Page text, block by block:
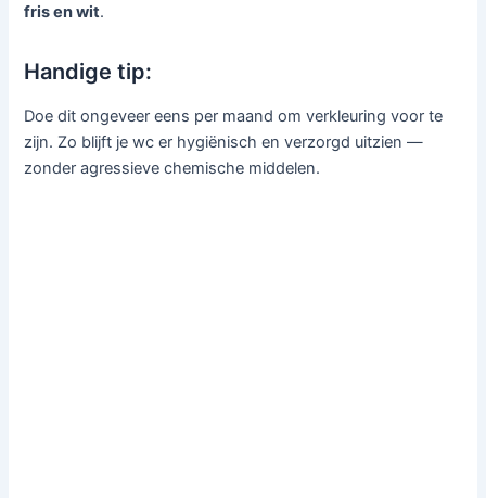
fris en wit.
Handige tip:
Doe dit ongeveer eens per maand om verkleuring voor te
zijn. Zo blijft je wc er hygiënisch en verzorgd uitzien —
zonder agressieve chemische middelen.